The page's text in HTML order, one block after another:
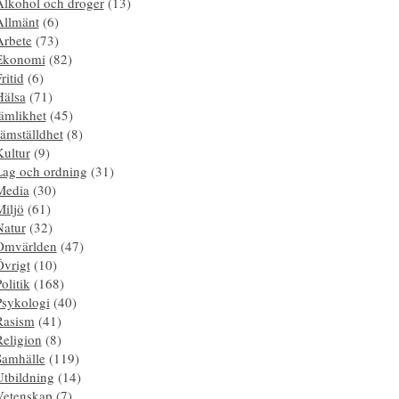
(6)
(73)
(82)
(6)
(71)
(45)
(8)
(9)
och ordning (31)
(30)
(61)
(32)
(47)
(10)
(168)
(40)
(41)
(8)
(119)
(14)
(7)